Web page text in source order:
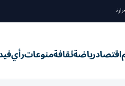
اقتصادرياضةثقافةمنوعاترأي